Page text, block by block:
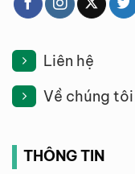
Liên hệ
Về chúng tôi
THÔNG TIN